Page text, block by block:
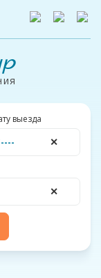
выезда
✕
✕